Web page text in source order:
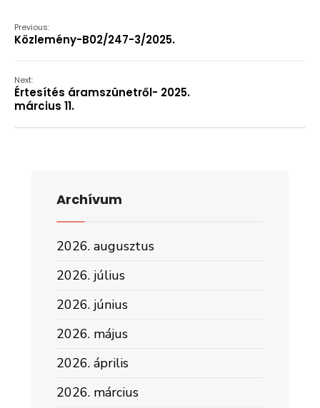
Previous:
Közlemény-B02/247-3/2025.
Next:
Értesítés áramszünetről- 2025.
március 11.
Archívum
2026. augusztus
2026. július
2026. június
2026. május
2026. április
2026. március